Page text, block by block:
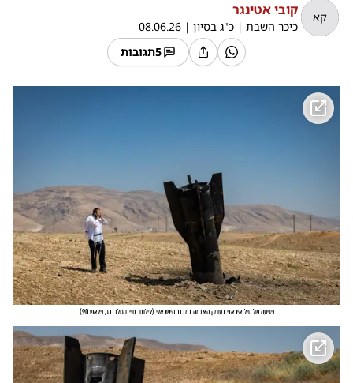
קא קובי אטינגר
כיכר השבת | כ"ג בסיון |
08.06.26
5תגובות
פגיעה של טיל איראני בעומק האדמה במדבר הישראלי (צילום: חיים גולדברג, פלאש 90 )